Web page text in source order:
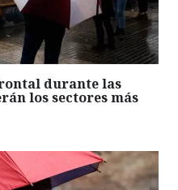
durante las
los sectores más